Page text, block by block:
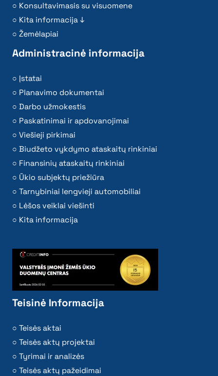
Konsultavimasis su visuomene
Kita informacija ↓
Žemėlapiai
Administracinė informacija
Įstatai
Planavimo dokumentai
Darbo užmokestis
Paskatinimai ir apdovanojimai
Viešieji pirkimai
Biudžeto vykdymo ataskaitų rinkiniai
Finansinių ataskaitų rinkiniai
Ūkio subjektų priežiūra
Tarnybiniai lengvieji automobiliai
Lėšos veiklai viešinti
Kita informacija
Teisinė Informacija
Teisės aktai
Teisės aktų projektai
Tyrimai ir analizės
Teisės aktų pažeidimai